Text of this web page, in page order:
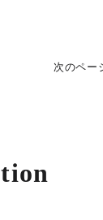
次のペー